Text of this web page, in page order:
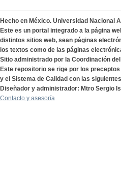
Hecho en México. Universidad Nacional
Este es un portal integrado a la página
distintos sitios web, sean páginas
los textos como de las páginas
Sitio administrado por la Coordinación
Este repositorio se rige por los
y el Sistema de Calidad con las
Diseñador y administrador: Mtro Sergio
Contacto y asesoría